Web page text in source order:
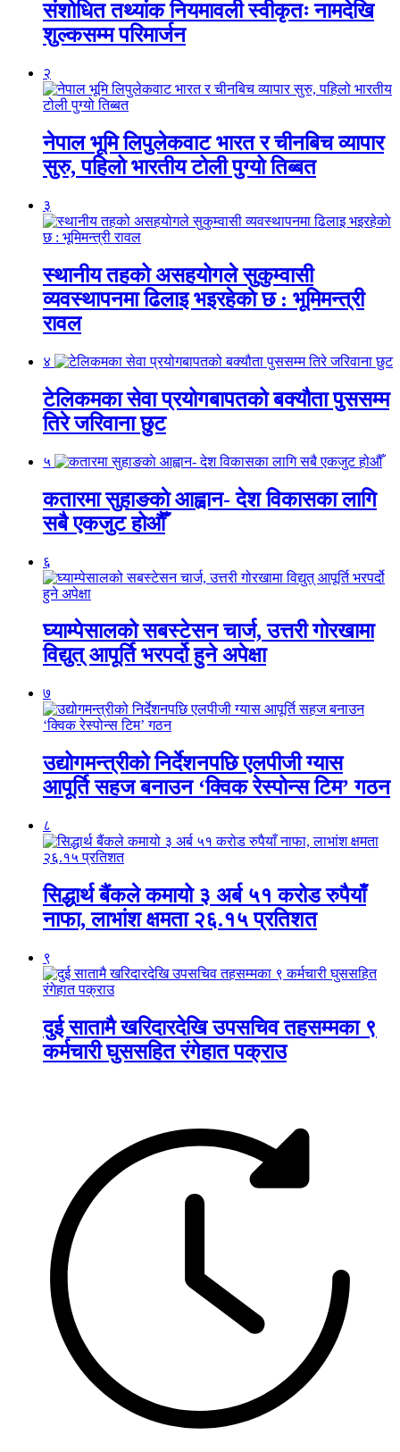
संशोधित तथ्यांक नियमावली स्वीकृतः नामदेखि
शुल्कसम्म परिमार्जन
२
नेपाल भूमि लिपुलेकवाट भारत र चीनबिच व्यापार
सुरु, पहिलो भारतीय टोली पुग्यो तिब्बत
३
स्थानीय तहको असहयोगले सुकुम्वासी
व्यवस्थापनमा ढिलाइ भइरहेकाे छ : भूमिमन्त्री
रावल
४
टेलिकमका सेवा प्रयोगबापतको बक्यौता पुससम्म
तिरे जरिवाना छुट
५
कतारमा सुहाङकाे आह्वान- देश विकासका लागि
सबै एकजुट होऔँ
६
घ्याम्पेसालको सबस्टेसन चार्ज, उत्तरी गोरखामा
विद्युत् आपूर्ति भरपर्दो हुने अपेक्षा
७
उद्योगमन्त्रीको निर्देशनपछि एलपीजी ग्यास
आपूर्ति सहज बनाउन ‘क्विक रेस्पोन्स टिम’ गठन
८
सिद्धार्थ बैंकले कमायो ३ अर्ब ५१ करोड रुपैयाँ
नाफा, लाभांश क्षमता २६.१५ प्रतिशत
९
दुई सातामै खरिदारदेखि उपसचिव तहसम्मका ९
कर्मचारी घुससहित रंगेहात पक्राउ